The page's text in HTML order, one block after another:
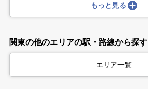
もっと見る
関東の他のエリアの駅・路線から探す
エリア一覧